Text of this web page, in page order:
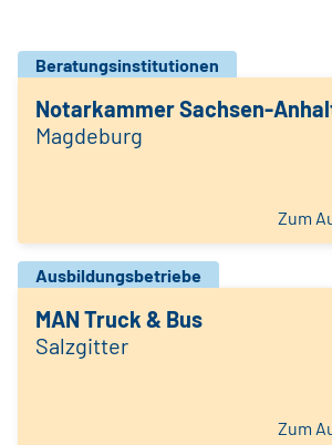
Beratungsinstitutionen
Notarkammer Sachsen-
Magdeburg
Zum
Ausbildungsbetriebe
MAN Truck & Bus
Salzgitter
Zum